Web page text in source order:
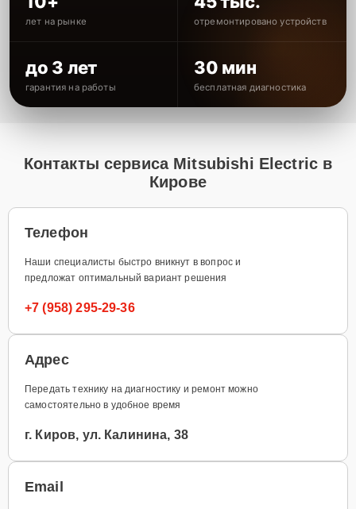
лет на рынке отремонтировано устройств
до 3 лет
гарантия на работы
30 мин
бесплатная диагностика
Контакты сервиса Mitsubishi Electric в
Кирове
Телефон
Наши специалисты быстро вникнут в вопрос и
предложат оптимальный вариант решения
+7 (958) 295-29-36
Адрес
Передать технику на диагностику и ремонт можно
самостоятельно в удобное время
г. Киров, ул. Калинина, 38
Email